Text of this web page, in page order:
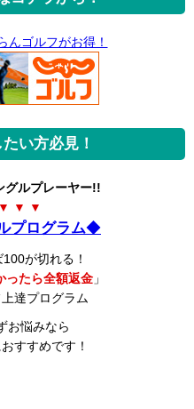
んゴルフがお得！
い方必見！
グルプレーヤー!!
▼ ▼
プログラム◆
が切れる！
ったら全額返金」
達プログラム
お悩みなら
すすめです！